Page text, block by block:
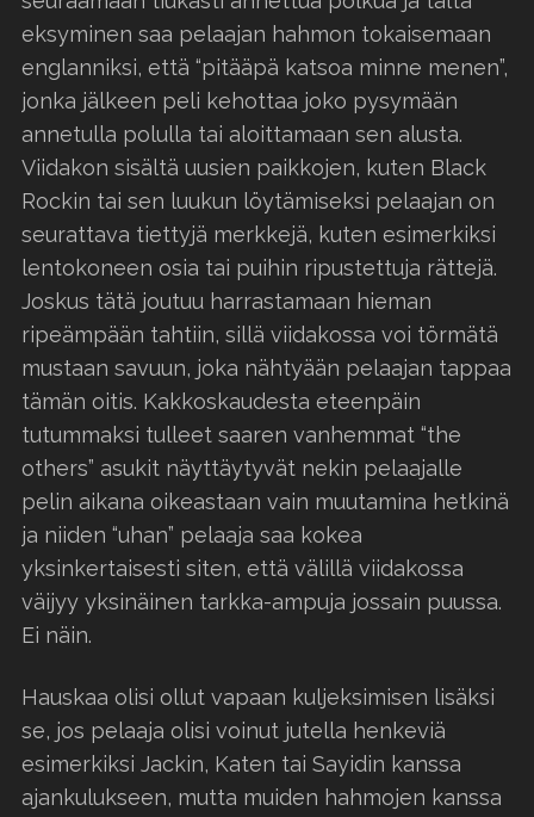
eksyminen saa pelaajan hahmon tokaisemaan
englanniksi, että “pitääpä katsoa minne menen”,
jonka jälkeen peli kehottaa joko pysymään
annetulla polulla tai aloittamaan sen alusta.
Viidakon sisältä uusien paikkojen, kuten Black
Rockin tai sen luukun löytämiseksi pelaajan on
seurattava tiettyjä merkkejä, kuten esimerkiksi
lentokoneen osia tai puihin ripustettuja rättejä.
Joskus tätä joutuu harrastamaan hieman
ripeämpään tahtiin, sillä viidakossa voi törmätä
mustaan savuun, joka nähtyään pelaajan tappaa
tämän oitis. Kakkoskaudesta eteenpäin
tutummaksi tulleet saaren vanhemmat “the
others” asukit näyttäytyvät nekin pelaajalle
pelin aikana oikeastaan vain muutamina hetkinä
ja niiden “uhan” pelaaja saa kokea
yksinkertaisesti siten, että välillä viidakossa
väijyy yksinäinen tarkka-ampuja jossain puussa.
Ei näin.
Hauskaa olisi ollut vapaan kuljeksimisen lisäksi
se, jos pelaaja olisi voinut jutella henkeviä
esimerkiksi Jackin, Katen tai Sayidin kanssa
ajankulukseen, mutta muiden hahmojen kanssa